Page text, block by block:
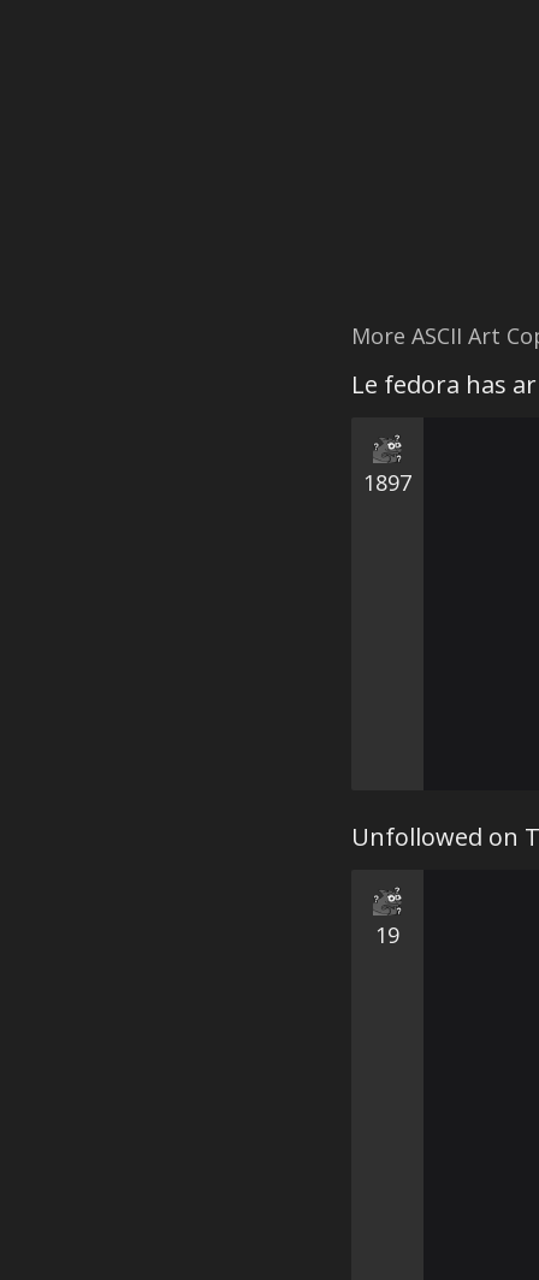
More ASCII Art
Le fedora has
1897
Unfollowed on
19